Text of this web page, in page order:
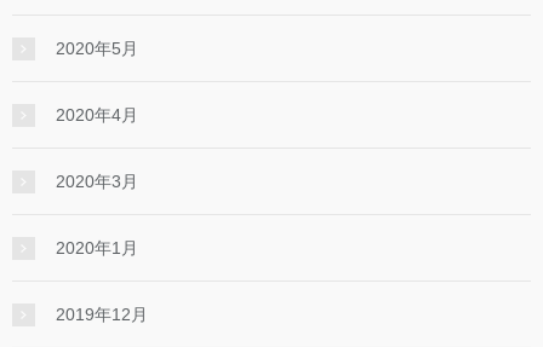
2020年5月
2020年4月
2020年3月
2020年1月
2019年12月